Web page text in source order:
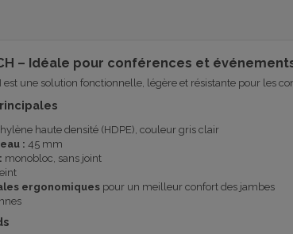
– Idéale pour conférences et
est une solution fonctionnelle, légère et résistante pour les
haute densité (HDPE), couleur gris clair
: 45 mm
monobloc, sans joint
ergonomiquespour un meilleur confort des jambes